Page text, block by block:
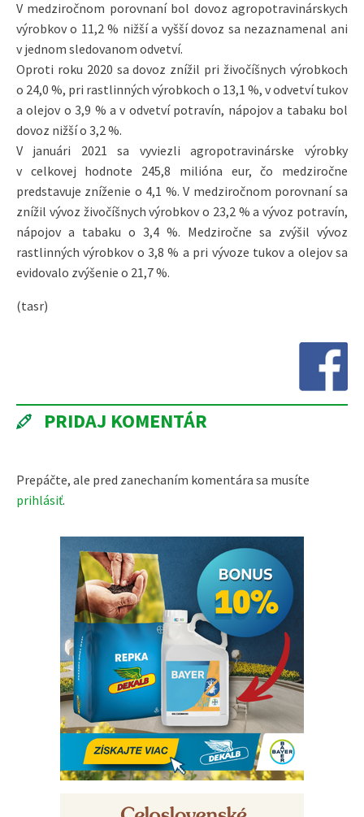
V medziročnom porovnaní bol dovoz agropotravinárskych
výrobkov o 11,2 % nižší a vyšší dovoz sa nezaznamenal ani
v jednom sledovanom odvetví.
Oproti roku 2020 sa dovoz znížil pri živočíšnych výrobkoch
o 24,0 %, pri rastlinných výrobkoch o 13,1 %, v odvetví tukov
a olejov o 3,9 % a v odvetví potravín, nápojov a tabaku bol
dovoz nižší o 3,2 %.
V januári 2021 sa vyviezli agropotravinárske výrobky
v celkovej hodnote 245,8 milióna eur, čo medziročne
predstavuje zníženie o 4,1 %. V medziročnom porovnaní sa
znížil vývoz živočíšnych výrobkov o 23,2 % a vývoz potravín,
nápojov a tabaku o 3,4 %. Medziročne sa zvýšil vývoz
rastlinných výrobkov o 3,8 % a pri vývoze tukov a olejov sa
evidovalo zvýšenie o 21,7 %.
(tasr)
PRIDAJ KOMENTÁR
Prepáčte, ale pred zanechaním komentára sa musíte
prihlásiť.